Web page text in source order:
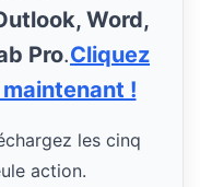
Word,
Pro.Cliquez
!
les cinq
action.